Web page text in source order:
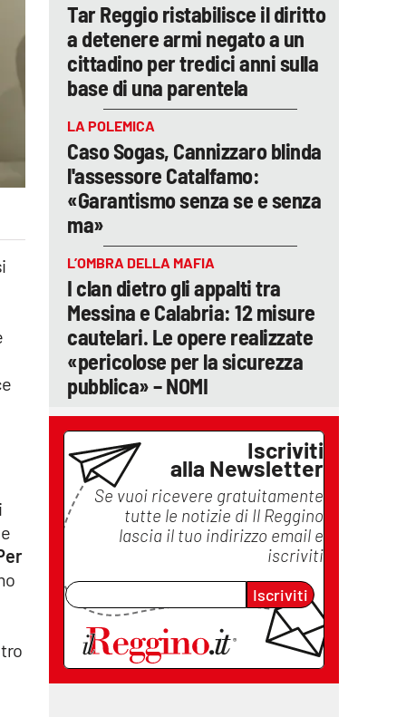
Tar Reggio ristabilisce il diritto
a detenere armi negato a un
cittadino per tredici anni sulla
base di una parentela
LA POLEMICA
Caso Sogas, Cannizzaro blinda
l'assessore Catalfamo:
«Garantismo senza se e senza
ma»
L’OMBRA DELLA MAFIA
I clan dietro gli appalti tra
Messina e Calabria: 12 misure
cautelari. Le opere realizzate
«pericolose per la sicurezza
pubblica» – NOMI
Iscriviti
alla Newsletter
Se vuoi ricevere gratuitamente
tutte le notizie di Il Reggino
lascia il tuo indirizzo email e
iscriviti
Iscriviti